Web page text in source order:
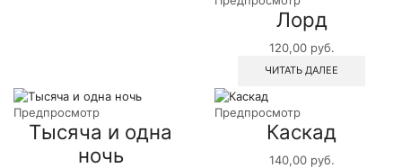
Лорд
120,00 руб.
ЧИТАТЬ ДАЛЕЕ
Предпросмотр
Тысяча и одна
ночь
Предпросмотр
Каскад
140,00 руб.